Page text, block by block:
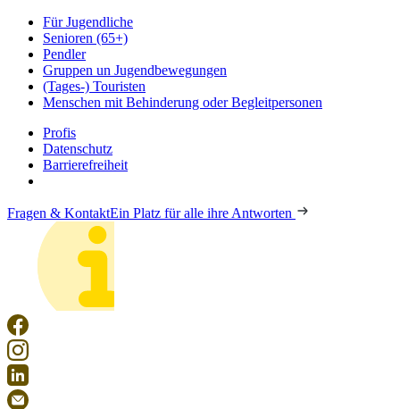
Für Jugendliche
Senioren (65+)
Pendler
Gruppen un Jugendbewegungen
(Tages-) Touristen
Menschen mit Behinderung oder Begleitpersonen
Profis
Datenschutz
Barrierefreiheit
Fragen & KontaktEin Platz für alle ihre Antworten